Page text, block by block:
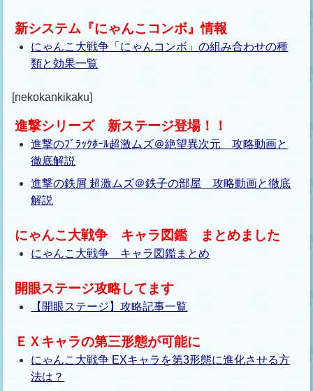
新システム『にゃんこコンボ』情報
にゃんこ大戦争「にゃんコンボ」の組み合わせの種
類と効果一覧
[nekokankikaku]
進撃シリーズ 新ステージ登場！！
進撃のﾌﾞﾗｯｸﾎｰﾙ超激ムズ＠絶望異次元 攻略動画と
徹底解説
進撃の鉄屑 超激ムズ＠鉄子の部屋 攻略動画と徹底
解説
にゃんこ大戦争 キャラ図鑑 まとめました
にゃんこ大戦争 キャラ図鑑まとめ
開眼ステージ攻略してます
【開眼ステージ】攻略記事一覧
ＥＸキャラの第三形態が可能に
にゃんこ大戦争 EXキャラを第3形態に進化させる方
法は？